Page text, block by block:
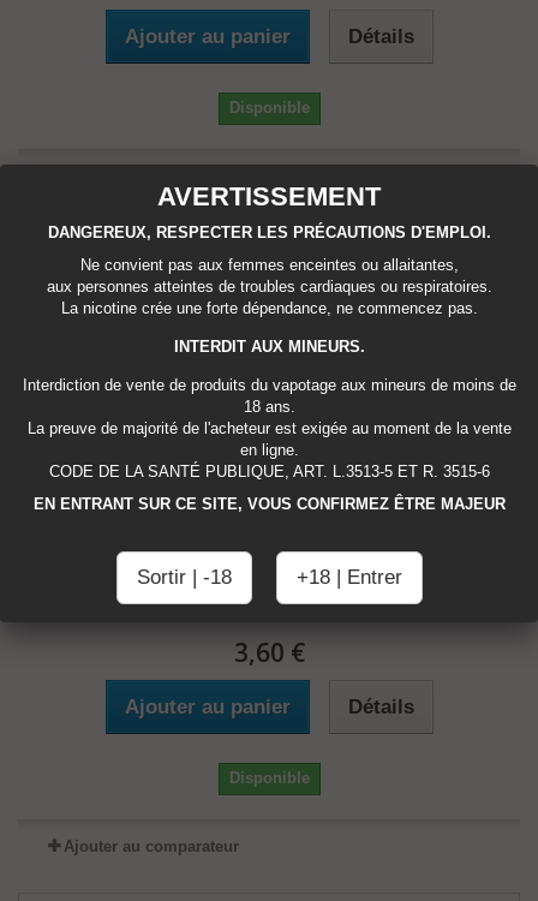
Ajouter au panier Détails
Disponible
Arôme Abricot - Talk Less -
3,60 €
Ajouter au panier Détails
Disponible
Ajouter au comparateur
AVERTISSEMENT
DANGEREUX, RESPECTER LES PRÉCAUTIONS D'EMPLOI.
Ne convient pas aux femmes enceintes ou allaitantes,
aux personnes atteintes de troubles cardiaques ou respiratoires.
La nicotine crée une forte dépendance, ne commencez pas.
INTERDIT AUX MINEURS.
Interdiction de vente de produits du vapotage aux mineurs de moins de
18 ans.
La preuve de majorité de l'acheteur est exigée au moment de la vente
en ligne.
CODE DE LA SANTÉ PUBLIQUE, ART. L.3513-5 ET R. 3515-6
EN ENTRANT SUR CE SITE, VOUS CONFIRMEZ ÊTRE MAJEUR
Sortir | -18 +18 | Entrer